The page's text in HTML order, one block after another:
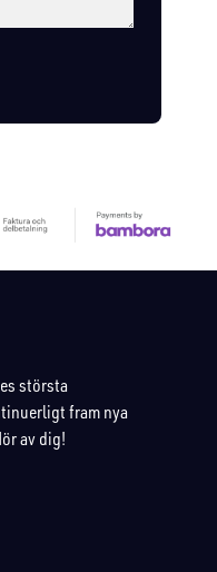
största
fram nya
av dig!